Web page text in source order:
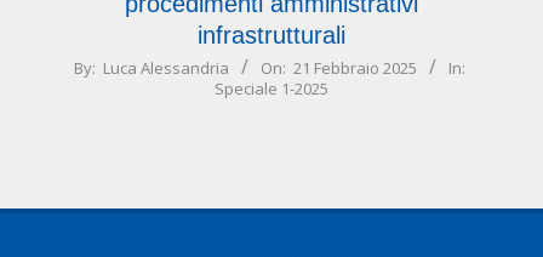
infrastrutturali
2025-
By: Luca Alessandria On: 21 Febbraio 2025
In:
Speciale 1-2025